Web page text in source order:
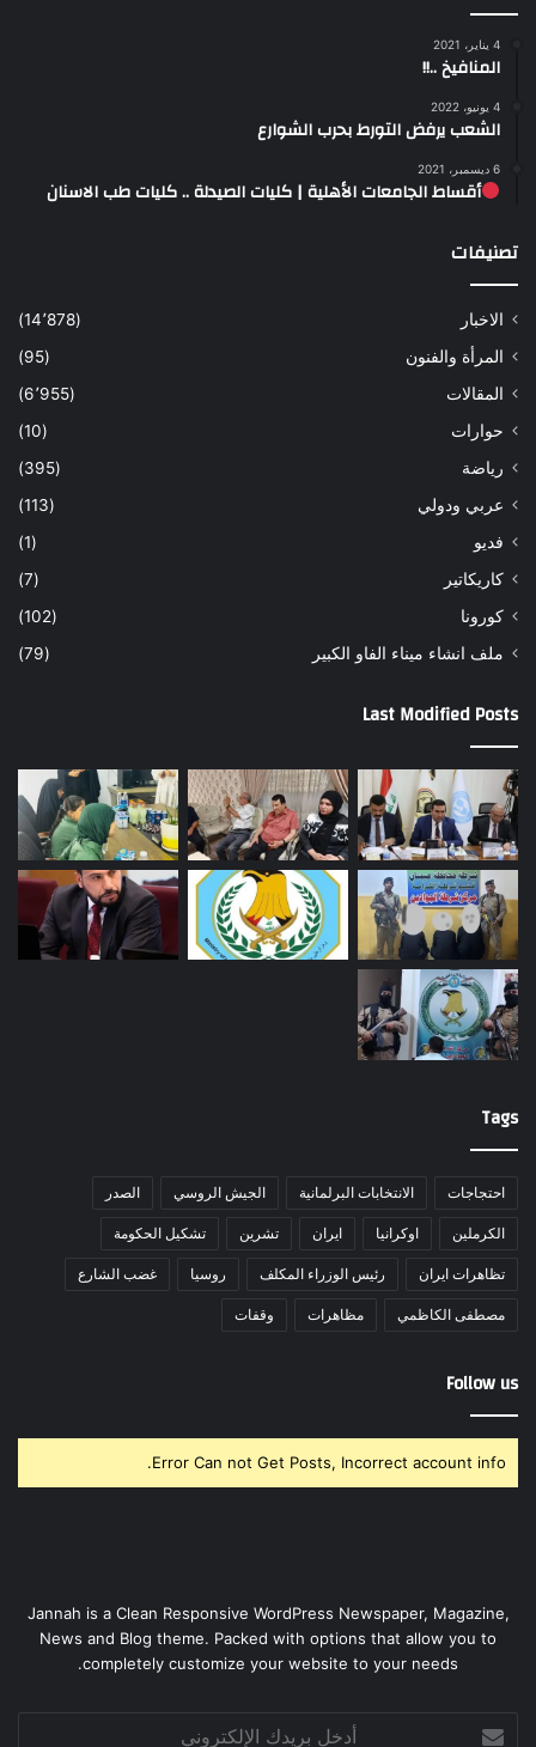
4 يناير، 2021
المنافيخ ..!!
4 يونيو، 2022
الشعب يرفض التورط بحرب الشوارع
6 ديسمبر، 2021
أقساط الجامعات الأهلية | كليات الصيدلة .. كليات طب الاسنان
تصنيفات
الاخبار
(14٬878)
المرأة والفنون
(95)
المقالات
(6٬955)
حوارات
(10)
رياضة
(395)
عربي ودولي
(113)
فديو
(1)
كاريكاتير
(7)
كورونا
(102)
ملف انشاء ميناء الفاو الكبير
(79)
Last Modified Posts
Tags
احتجاجات الانتخابات البرلمانية الجيش الروسي الصدر
الكرملين اوكرانيا ايران تشرين تشكيل الحكومة
تظاهرات ايران رئيس الوزراء المكلف روسيا غضب الشارع
مصطفى الكاظمي مظاهرات وقفات
Follow us
Error Can not Get Posts, Incorrect account info.
Jannah is a Clean Responsive WordPress Newspaper, Magazine,
News and Blog theme. Packed with options that allow you to
completely customize your website to your needs.